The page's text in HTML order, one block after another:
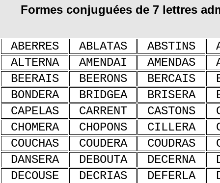
Formes conjuguées de 7 lettres
ABERRES ABLATAS ABSTINS
ALTERNA
AMENDAI AMENDAS
BEERAIS
BEERONS BERCAIS
BONDERA
BRIDGEA BRISERA
CAPELAS
CARRENT CASTONS
CHOMERA
CHOPONS CILLERA
COUCHAS
COUDERA COUDRAS
DANSERA
DEBOUTA DECERNA
DECOUSE
DECRIAS DEFERLA